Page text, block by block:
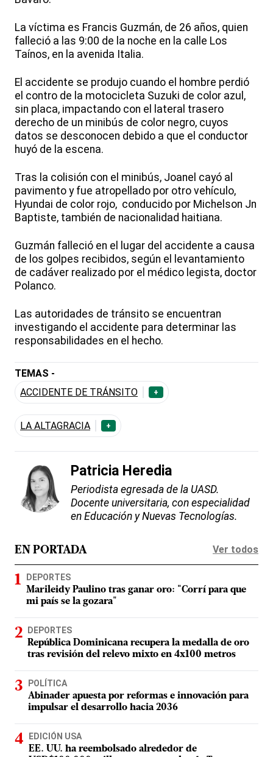
La víctima es Francis Guzmán, de 26 años, quien
falleció a las 9:00 de la noche en la calle Los
Taínos, en la avenida Italia.
El accidente se produjo cuando el hombre perdió
el contro de la motocicleta Suzuki de color azul,
sin placa, impactando con el lateral trasero
derecho de un minibús de color negro, cuyos
datos se desconocen debido a que el conductor
huyó de la escena.
Tras la colisión con el minibús, Joanel cayó al
pavimento y fue atropellado por otro vehículo,
Hyundai de color rojo, conducido por Michelson Jn
Baptiste, también de nacionalidad haitiana.
Guzmán falleció en el lugar del accidente a causa
de los golpes recibidos, según el levantamiento
de cadáver realizado por el médico legista, doctor
Polanco.
Las autoridades de tránsito se encuentran
investigando el accidente para determinar las
responsabilidades en el hecho.
TEMAS -
ACCIDENTE DE TRÁNSITO
+
LA ALTAGRACIA +
Patricia Heredia
Periodista egresada de la UASD.
Docente universitaria, con especialidad
en Educación y Nuevas Tecnologías.
EN PORTADA Ver todos
DEPORTES
Marileidy Paulino tras ganar oro: "Corrí para que
mi país se la gozara"
DEPORTES
República Dominicana recupera la medalla de oro
tras revisión del relevo mixto en 4x100 metros
POLÍTICA
Abinader apuesta por reformas e innovación para
impulsar el desarrollo hacia 2036
EDICIÓN USA
EE. UU. ha reembolsado alrededor de